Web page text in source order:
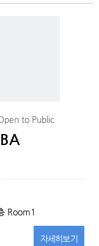
toPublic
Room1
자세히보기